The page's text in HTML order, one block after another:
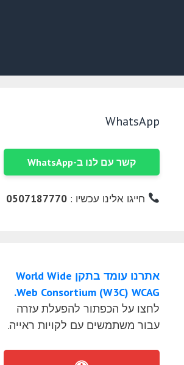
WhatsApp
קשר עם לנו ב-WhatsApp
חייגו אלינו עכשיו :0507187770
אתרנו עומד בתקן World Wide
Web Consortium (W3C) WCAG.
לחצו על הכפתור להפעלת עזרה
עבור משתמשים עם לקויות ראייה.